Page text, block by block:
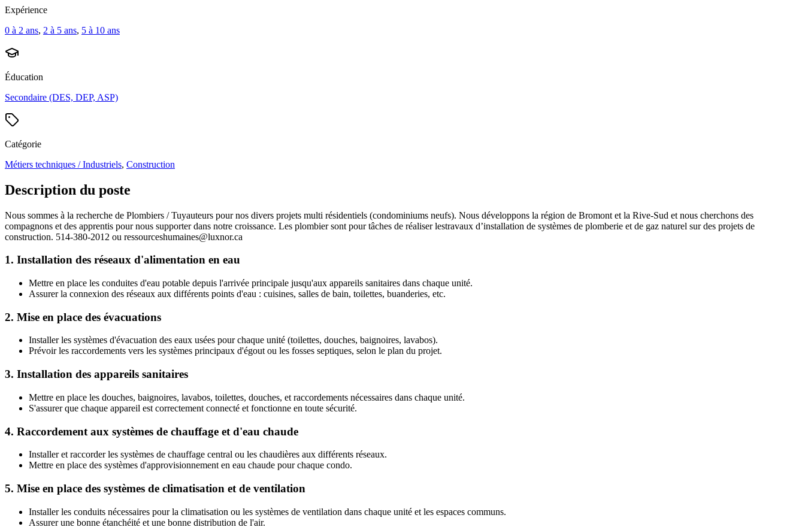
Expérience
0 à 2 ans, 2 à 5 ans, 5 à 10 ans
Éducation
Secondaire (DES, DEP, ASP)
Catégorie
Métiers techniques / Industriels, Construction
Description du poste
Nous sommes à la recherche de Plombiers / Tuyauteurs pour nos divers projets multi résidentiels (condominiums neufs). Nous développons la région de Bromont et la Rive-Sud et nous cherchons des
compagnons et des apprentis pour nous supporter dans notre croissance. Les plombier sont pour tâches de réaliser lestravaux d’installation de systèmes de plomberie et de gaz naturel sur des projets de
construction. 514-380-2012 ou ressourceshumaines@luxnor.ca
1. Installation des réseaux d'alimentation en eau
Mettre en place les conduites d'eau potable depuis l'arrivée principale jusqu'aux appareils sanitaires dans chaque unité.
Assurer la connexion des réseaux aux différents points d'eau : cuisines, salles de bain, toilettes, buanderies, etc.
2. Mise en place des évacuations
Installer les systèmes d'évacuation des eaux usées pour chaque unité (toilettes, douches, baignoires, lavabos).
Prévoir les raccordements vers les systèmes principaux d'égout ou les fosses septiques, selon le plan du projet.
3. Installation des appareils sanitaires
Mettre en place les douches, baignoires, lavabos, toilettes, douches, et raccordements nécessaires dans chaque unité.
S'assurer que chaque appareil est correctement connecté et fonctionne en toute sécurité.
4. Raccordement aux systèmes de chauffage et d'eau chaude
Installer et raccorder les systèmes de chauffage central ou les chaudières aux différents réseaux.
Mettre en place des systèmes d'approvisionnement en eau chaude pour chaque condo.
5. Mise en place des systèmes de climatisation et de ventilation
Installer les conduits nécessaires pour la climatisation ou les systèmes de ventilation dans chaque unité et les espaces communs.
Assurer une bonne étanchéité et une bonne distribution de l'air.